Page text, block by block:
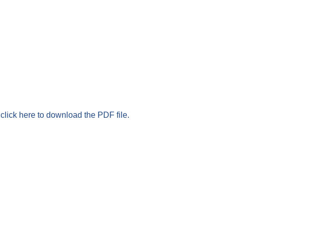
click here to download the PDF file.